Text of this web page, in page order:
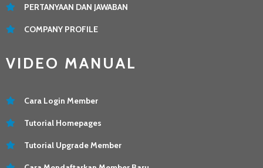
PERTANYAAN DAN JAWABAN
COMPANY PROFILE
VIDEO MANUAL
Cara Login Member
Tutorial Homepages
Tutorial Upgrade Member